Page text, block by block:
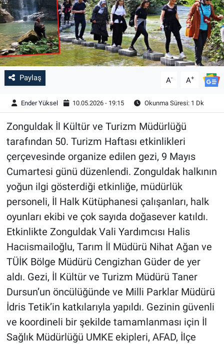
Paylaş A- A+
Ender Yüksel 10.05.2026 - 19:15 Okunma Süresi: 1 Dk
Zonguldak İl Kültür ve Turizm Müdürlüğü
tarafından 50. Turizm Haftası etkinlikleri
çerçevesinde organize edilen gezi, 9 Mayıs
Cumartesi günü düzenlendi. Zonguldak halkının
yoğun ilgi gösterdiği etkinliğe, müdürlük
personeli, İl Halk Kütüphanesi çalışanları, halk
oyunları ekibi ve çok sayıda doğasever katıldı.
Etkinlikte Zonguldak Vali Yardımcısı Halis
Hacıismailoğlu, Tarım İl Müdürü Nihat Ağan ve
TÜİK Bölge Müdürü Cengizhan Güder de yer
aldı. Gezi, İl Kültür ve Turizm Müdürü Taner
Dursun’un öncülüğünde ve Milli Parklar Müdürü
İdris Tetik’in katkılarıyla yapıldı. Gezinin güvenli
ve koordineli bir şekilde tamamlanması için İl
Sağlık Müdürlüğü UMKE ekipleri, AFAD, İlçe